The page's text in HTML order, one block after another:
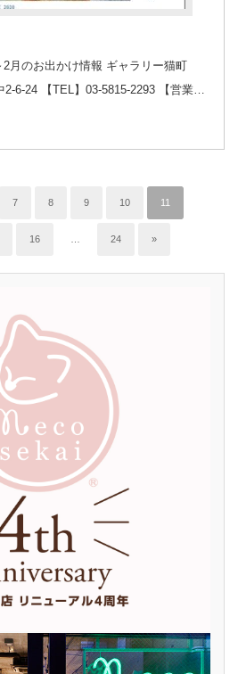
月のお出かけ情報 ギャラリー猫町
2-6-24 【TEL】03-5815-2293 【営業…
7 8 9 10 11
16 24 »